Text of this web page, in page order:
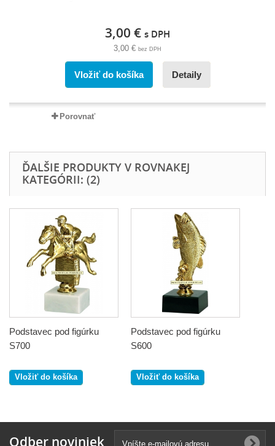
3,00 € s DPH
3,00 € bez DPH
Vložiť do košíka Detaily
Porovnať
ĎALŠIE PRODUKTY V ROVNAKEJ
KATEGÓRII: (2)
Podstavec pod figúrku
S700
Vložiť do košíka
Podstavec pod figúrku
S600
Vložiť do košíka
Odber noviniek